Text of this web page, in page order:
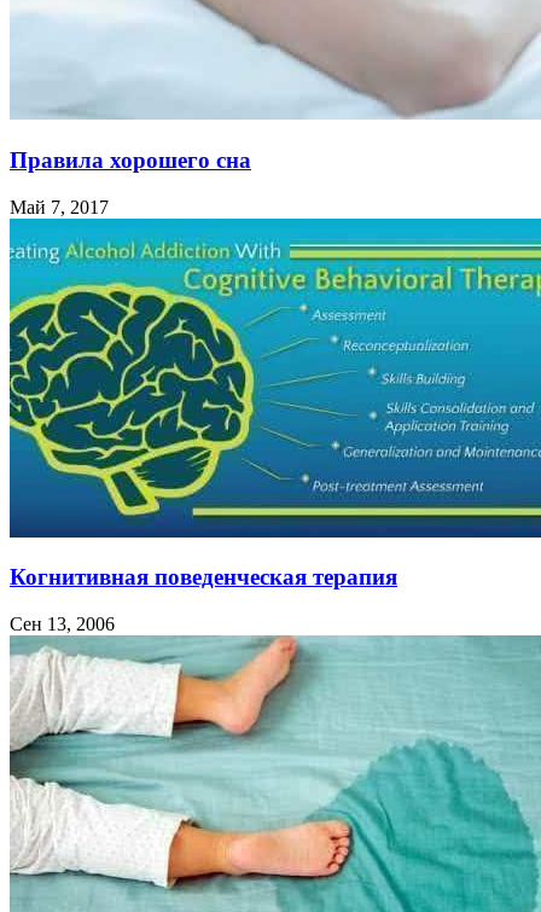
Правила хорошего сна
Май 7, 2017
Когнитивная поведенческая терапия
Сен 13, 2006